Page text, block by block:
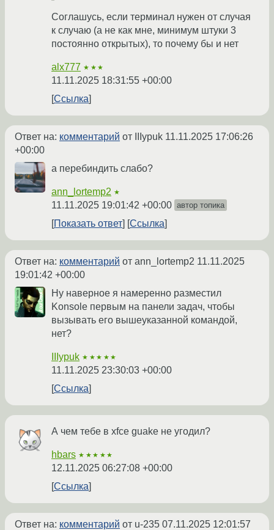
Соглашусь, если терминал нужен от случая
к случаю (а не как мне, минимум штуки 3
постоянно открытых), то почему бы и нет
alx777 ★★★
11.11.2025 18:31:55 +00:00
Ссылка
Ответ на: комментарий от IIIypuk 11.11.2025 17:06:26
+00:00
а перебиндить слабо?
ann_lortemp2 ★
11.11.2025 19:01:42 +00:00 автор топика
Показать ответ Ссылка
Ответ на: комментарий от ann_lortemp2 11.11.2025
19:01:42 +00:00
Ну наверное я намеренно разместил
Konsole первым на панели задач, чтобы
вызывать его вышеуказанной командой,
нет?
IIIypuk ★★★★★
11.11.2025 23:30:03 +00:00
Ссылка
А чем тебе в xfce guake не угодил?
hbars ★★★★★
12.11.2025 06:27:08 +00:00
Ссылка
Ответ на: комментарий от u-235 07.11.2025 12:01:57